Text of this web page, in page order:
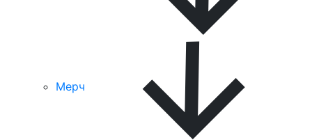
Мерч